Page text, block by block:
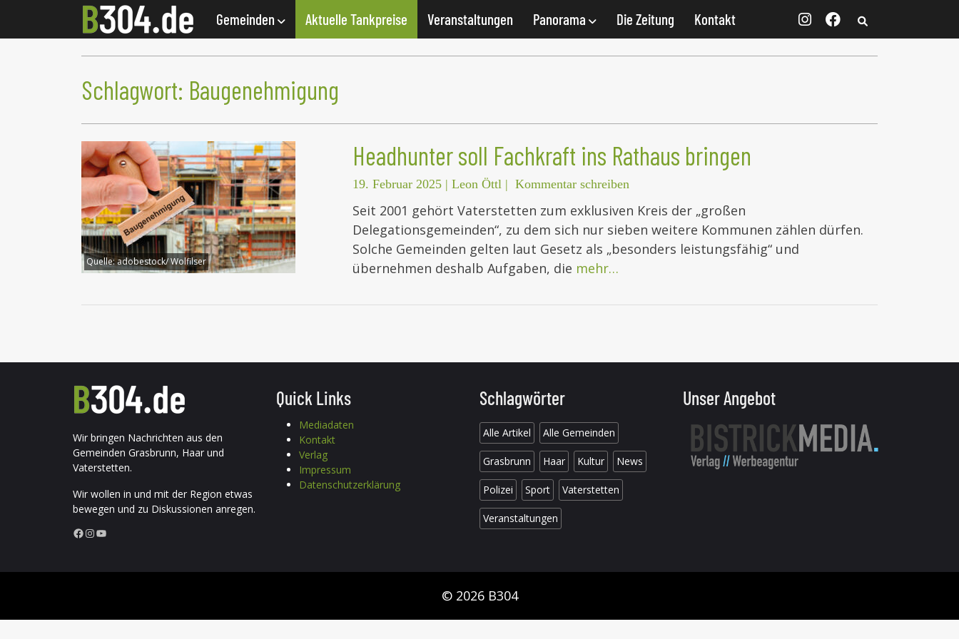
Gemeinden Aktuelle Tankpreise Veranstaltungen Panorama Die Zeitung Kontakt
Schlagwort: Baugenehmigung
Quelle:adobestock/ Wolfilser
Headhunter soll Fachkraft ins Rathaus bringen
19. Februar 2025 | Leon Öttl | Kommentar schreiben
Seit 2001 gehört Vaterstetten zum exklusiven Kreis der „großen
Delegationsgemeinden“, zu dem sich nur sieben weitere Kommunen zählen dürfen.
Solche Gemeinden gelten laut Gesetz als „besonders leistungsfähig“ und
übernehmen deshalb Aufgaben, die mehr…
Wir bringen Nachrichten aus den
Gemeinden Grasbrunn, Haar und
Vaterstetten.
Wir wollen in und mit der Region etwas
bewegen und zu Diskussionen anregen.
Facebook InstagramYouTube
Quick Links
Mediadaten
Kontakt
Verlag
Impressum
Datenschutzerklärung
Schlagwörter
Alle Artikel Alle Gemeinden
Grasbrunn Haar Kultur News
Polizei Sport Vaterstetten
Veranstaltungen
Unser Angebot
© 2026 B304